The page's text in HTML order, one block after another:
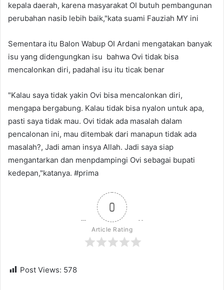
kepala daerah, karena masyarakat OI butuh pembangunan
perubahan nasib lebih baik,"kata suami Fauziah MY ini
Sementara itu Balon Wabup OI Ardani mengatakan banyak
isu yang didengungkan isu bahwa Ovi tidak bisa
mencalonkan diri, padahal isu itu ticak benar
"Kalau saya tidak yakin Ovi bisa mencalonkan diri,
mengapa bergabung. Kalau tidak bisa nyalon untuk apa,
pasti saya tidak mau. Ovi tidak ada masalah dalam
pencalonan ini, mau ditembak dari manapun tidak ada
masalah?, Jadi aman insya Allah. Jadi saya siap
mengantarkan dan menpdampingi Ovi sebagai bupati
kedepan,"katanya. #prima
0
Article Rating
Post Views: 578